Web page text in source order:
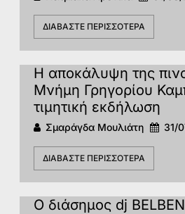
ΔΙΑΒΆΣΤΕ ΠΕΡΙΣΣΌΤΕΡΑ
Η αποκάλυψη της
Μνήμη Γρηγορίου
τιμητική εκδήλωση
Σμαράγδα Μουλιάτη 31/
ΔΙΑΒΆΣΤΕ ΠΕΡΙΣΣΌΤΕΡΑ
Ο διάσημος dj